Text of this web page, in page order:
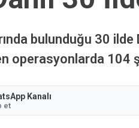
bulunduğu 30
operasyonlarda 104
Kanalı
et